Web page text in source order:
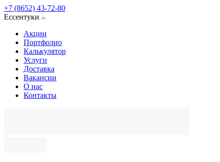
+7 (8652) 43-72-80
Ессентуки
Акции
Портфолио
Калькулятор
Услуги
Доставка
Вакансии
О нас
Контакты